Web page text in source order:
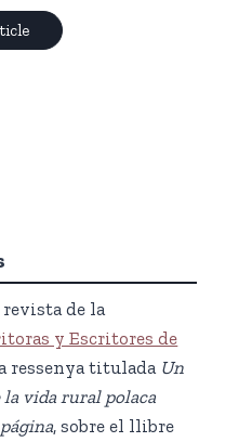
revista de la
y Escritores de
ressenya titulada Un
vida rural polaca
, sobre el llibre